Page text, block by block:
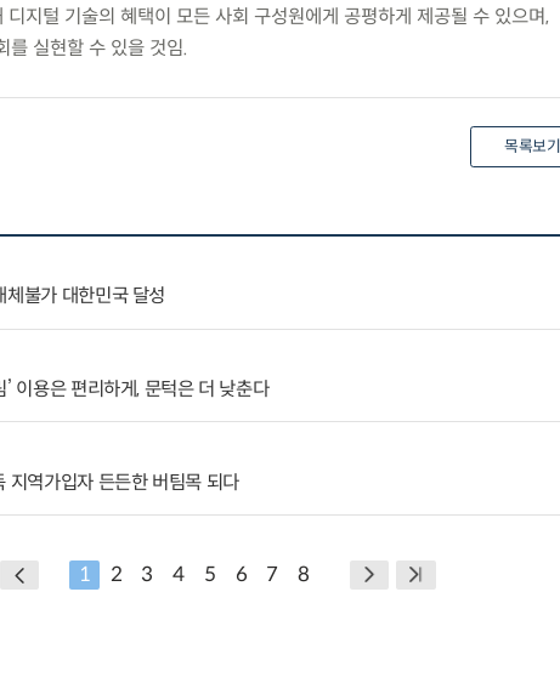
지털 기술의 혜택이 모든 사회 구성원에게 공평하게 제공될 수 있으며,
를 실현할 수 있을 것임.
목록보기
불가 대한민국 달성
이용은 편리하게, 문턱은 더 낮춘다
지역가입자 든든한 버팀목 되다
1 2 3 4 5 6 7 8